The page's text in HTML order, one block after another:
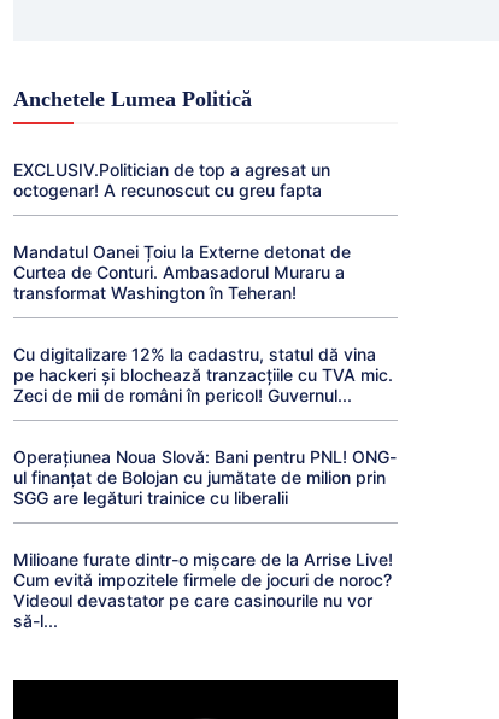
Anchetele Lumea Politică
EXCLUSIV.Politician de top a agresat un
octogenar! A recunoscut cu greu fapta
Mandatul Oanei Țoiu la Externe detonat de
Curtea de Conturi. Ambasadorul Muraru a
transformat Washington în Teheran!
Cu digitalizare 12% la cadastru, statul dă vina
pe hackeri și blochează tranzacțiile cu TVA mic.
Zeci de mii de români în pericol! Guvernul...
Operațiunea Noua Slovă: Bani pentru PNL! ONG-
ul finanțat de Bolojan cu jumătate de milion prin
SGG are legături trainice cu liberalii
Milioane furate dintr-o mișcare de la Arrise Live!
Cum evită impozitele firmele de jocuri de noroc?
Videoul devastator pe care casinourile nu vor
să-l...